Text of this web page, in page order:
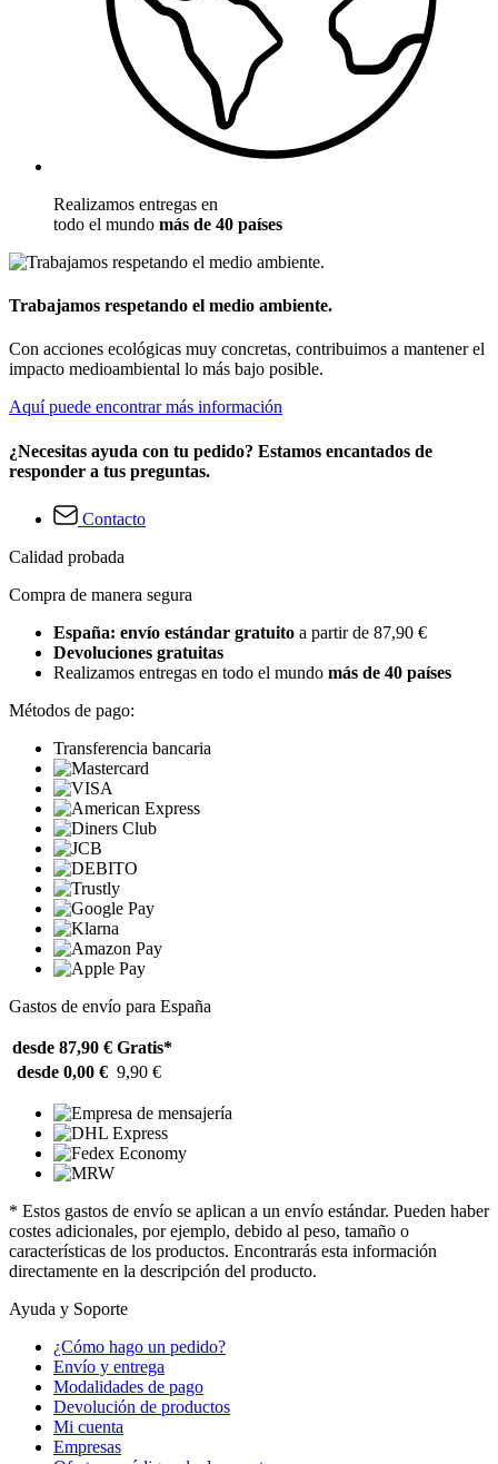
Realizamos entregas en
todo el mundo más de 40 países
Trabajamos respetando el medio ambiente.
Con acciones ecológicas muy concretas, contribuimos a mantener el
impacto medioambiental lo más bajo posible.
Aquí puede encontrar más información
¿Necesitas ayuda con tu pedido? Estamos encantados de
responder a tus preguntas.
Contacto
Calidad probada
Compra de manera segura
España: envío estándar gratuito a partir de 87,90 €
Devoluciones gratuitas
Realizamos entregas en todo el mundo más de 40 países
Métodos de pago:
Transferencia bancaria
Gastos de envío para España
desde 87,90 € Gratis*
desde 0,00 € 9,90 €
* Estos gastos de envío se aplican a un envío estándar. Pueden haber
costes adicionales, por ejemplo, debido al peso, tamaño o
características de los productos. Encontrarás esta información
directamente en la descripción del producto.
Ayuda y Soporte
¿Cómo hago un pedido?
Envío y entrega
Modalidades de pago
Devolución de productos
Mi cuenta
Empresas